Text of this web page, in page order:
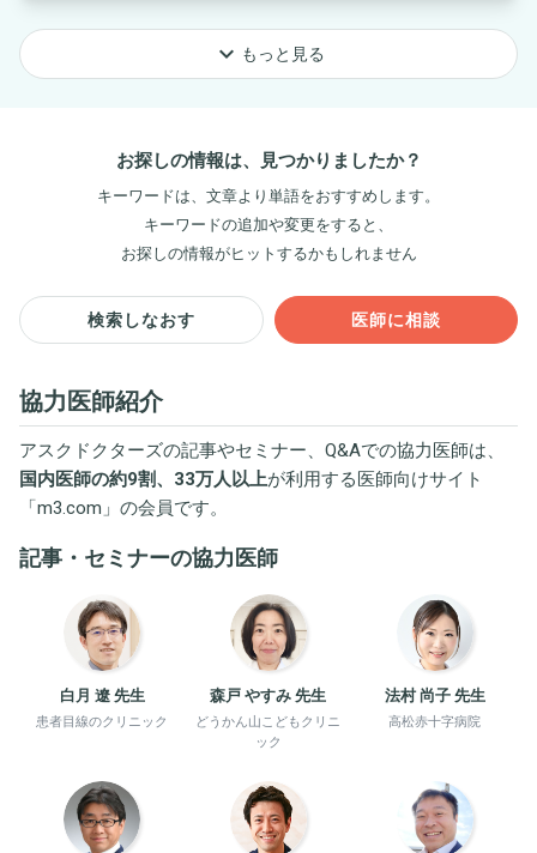
keyboard_arrow_down もっと見る
お探しの情報は、見つかりましたか？
キーワードは、文章より単語をおすすめします。
キーワードの追加や変更をすると、
お探しの情報がヒットするかもしれません
検索しなおす 医師に相談
協力医師紹介
アスクドクターズの記事やセミナー、Q&Aでの協力医師は、
国内医師の約9割、33万人以上が利用する医師向けサイト
「m3.com 」の会員です。
記事・セミナーの協力医師
白月 遼 先生
患者目線のクリニック
森戸 やすみ 先生
どうかん山こどもクリニ
ック
法村 尚子 先生
高松赤十字病院